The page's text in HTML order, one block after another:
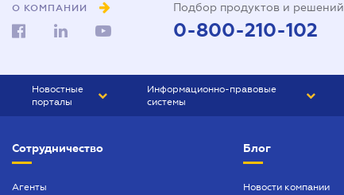
О КОМПАНИИ Подбор продуктов и решений
0-800-210-102
Новостные
порталы
БИЗНЕС
Информационно-правовые
системы
Сотрудничество
Агенты
Блог
Новости компании